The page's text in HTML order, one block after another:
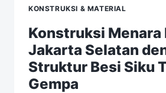
KONSTRUKSI & MATERIAL
Konstruksi Menara
Jakarta Selatan
Struktur Besi Siku
Gempa